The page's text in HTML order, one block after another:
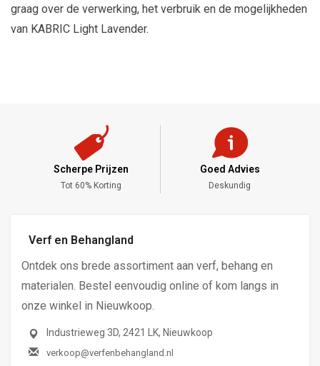
graag over de verwerking, het verbruik en de mogelijkheden
van KABRIC Light Lavender.
Scherpe Prijzen
Tot 60% Korting
Goed Advies
Deskundig
Verf en Behangland
Ontdek ons brede assortiment aan verf, behang en
materialen. Bestel eenvoudig online of kom langs in
onze winkel in Nieuwkoop.
Industrieweg 3D, 2421 LK, Nieuwkoop
verkoop@verfenbehangland.nl